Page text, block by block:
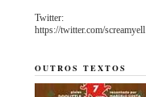
Twitter:
https://twitter.com/screamyell
OUTROS TEXTOS